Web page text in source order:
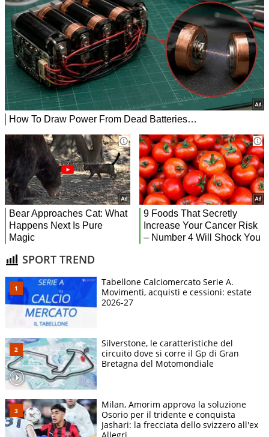
SPORT TREND
Tabellone Calciomercato Serie A.
Movimenti, acquisti e cessioni: estate
2026-27
Silverstone, le caratteristiche del
circuito dove si corre il Gp di Gran
Bretagna del Motomondiale
Milan, Amorim approva la soluzione
Osorio per il tridente e conquista
Jashari: la frecciata dello svizzero all'ex